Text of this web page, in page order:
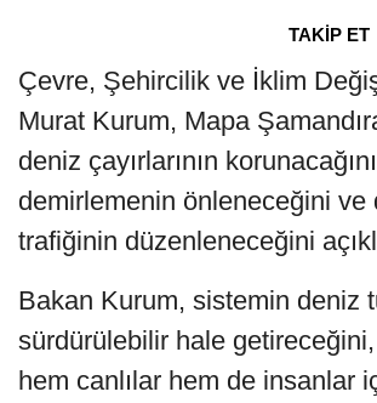
TAKİP ET
Çevre, Şehircilik ve İklim
Murat Kurum, Mapa
deniz çayırlarının
demirlemenin önleneceğini ve
trafiğinin düzenleneceğini
Bakan Kurum, sistemin deniz
sürdürülebilir hale getireceğini,
hem canlılar hem de insanlar